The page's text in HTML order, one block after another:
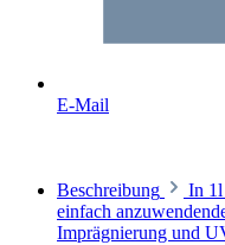
E-Mail
Beschreibung
In 1l
einfach
Imprägnierung und